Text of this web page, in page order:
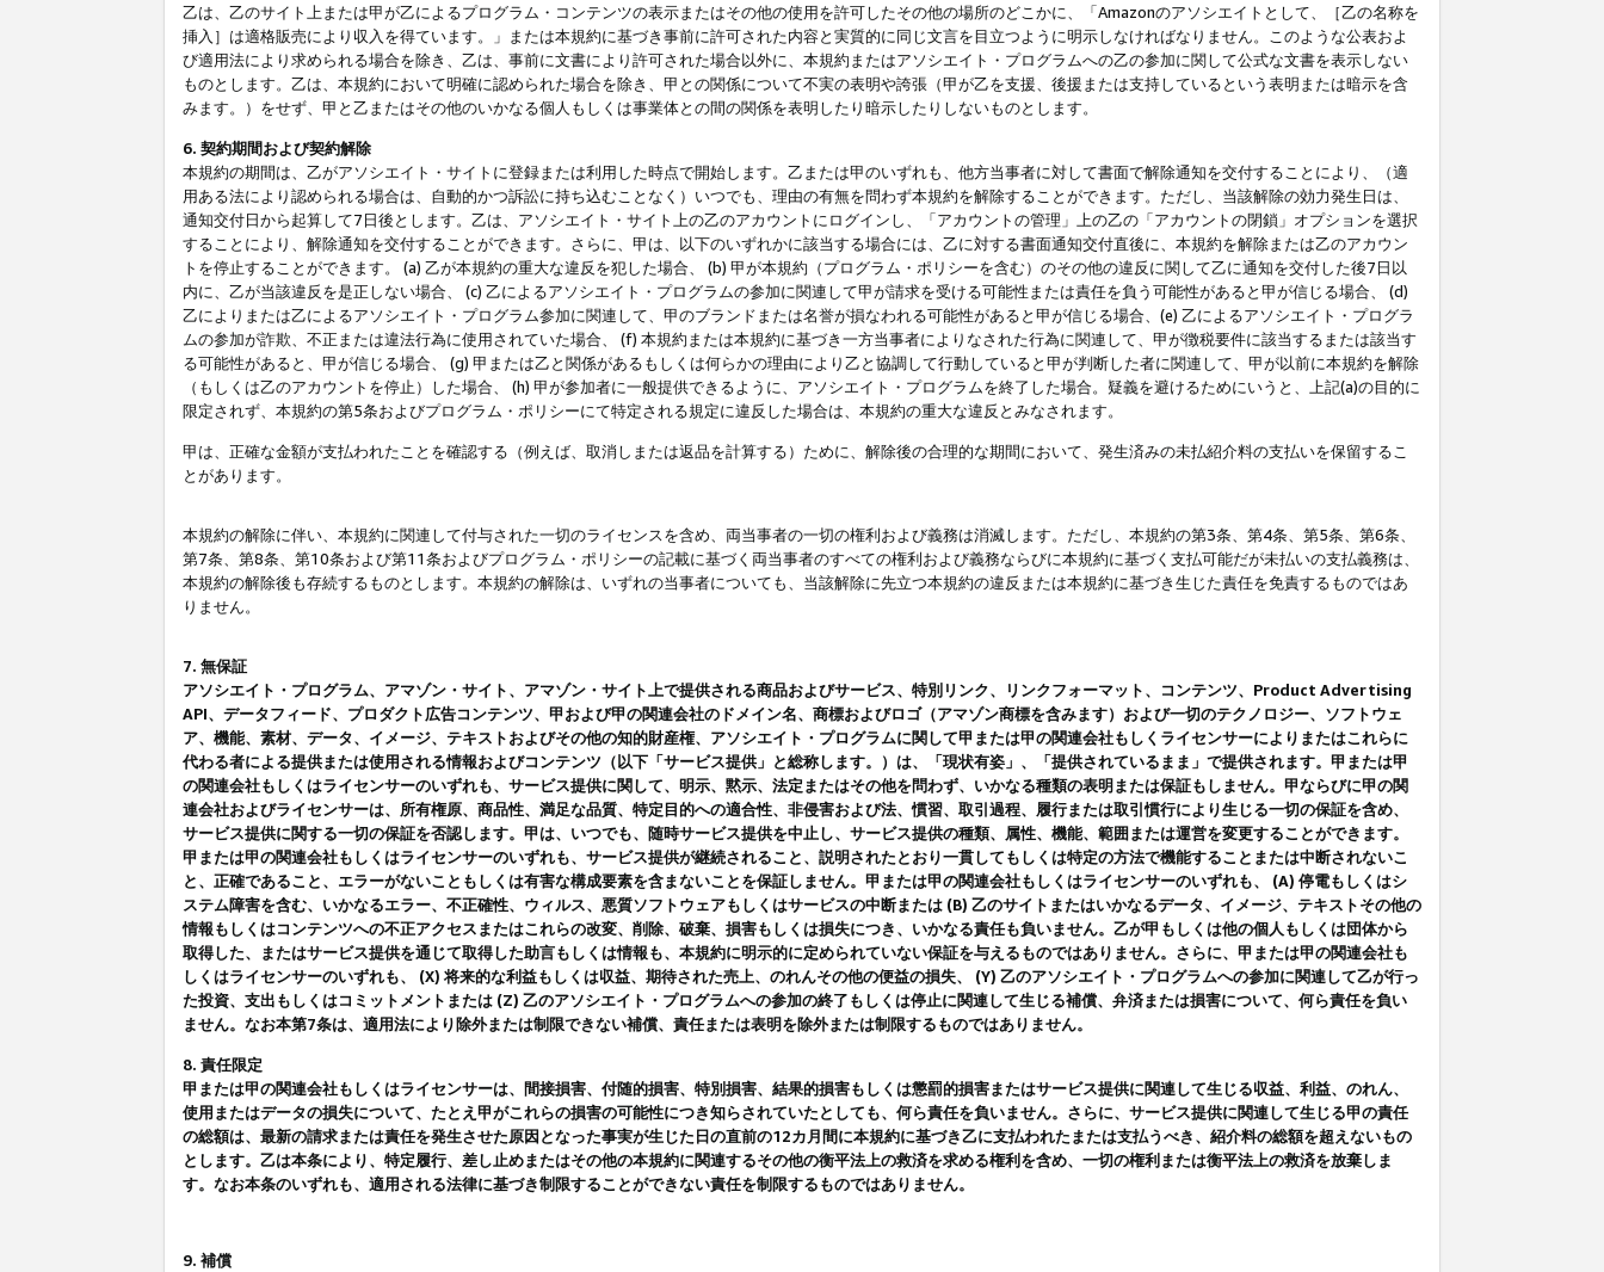
乙は、乙のサイト上または甲が乙によるプログラム・コンテンツの表示またはその他の使用を許可したその他の場所のどこかに、「Amazonのアソシエイトとして、［乙の名称を
挿入］は適格販売により収入を得ています。」または本規約に基づき事前に許可された内容と実質的に同じ文言を目立つように明示しなければなりません。このような公表およ
び適用法により求められる場合を除き、乙は、事前に文書により許可された場合以外に、本規約またはアソシエイト・プログラムへの乙の参加に関して公式な文書を表示しない
ものとします。乙は、本規約において明確に認められた場合を除き、甲との関係について不実の表明や誇張（甲が乙を支援、後援または支持しているという表明または暗示を含
みます。）をせず、甲と乙またはその他のいかなる個人もしくは事業体との間の関係を表明したり暗示したりしないものとします。
6. 契約期間および契約解除
本規約の期間は、乙がアソシエイト・サイトに登録または利用した時点で開始します。乙または甲のいずれも、他方当事者に対して書面で解除通知を交付することにより、（適
用ある法により認められる場合は、自動的かつ訴訟に持ち込むことなく）いつでも、理由の有無を問わず本規約を解除することができます。ただし、当該解除の効力発生日は、
通知交付日から起算して7日後とします。乙は、アソシエイト・サイト上の乙のアカウントにログインし、「アカウントの管理」上の乙の「アカウントの閉鎖」オプションを選択
することにより、解除通知を交付することができます。さらに、甲は、以下のいずれかに該当する場合には、乙に対する書面通知交付直後に、本規約を解除または乙のアカウン
トを停止することができます。 (a) 乙が本規約の重大な違反を犯した場合、 (b) 甲が本規約（プログラム・ポリシーを含む）のその他の違反に関して乙に通知を交付した後7日以
内に、乙が当該違反を是正しない場合、 (c) 乙によるアソシエイト・プログラムの参加に関連して甲が請求を受ける可能性または責任を負う可能性があると甲が信じる場合、 (d)
乙によりまたは乙によるアソシエイト・プログラム参加に関連して、甲のブランドまたは名誉が損なわれる可能性があると甲が信じる場合、(e) 乙によるアソシエイト・プログラ
ムの参加が詐欺、不正または違法行為に使用されていた場合、 (f) 本規約または本規約に基づき一方当事者によりなされた行為に関連して、甲が徴税要件に該当するまたは該当す
る可能性があると、甲が信じる場合、 (g) 甲または乙と関係があるもしくは何らかの理由により乙と協調して行動していると甲が判断した者に関連して、甲が以前に本規約を解除
（もしくは乙のアカウントを停止）した場合、 (h) 甲が参加者に一般提供できるように、アソシエイト・プログラムを終了した場合。疑義を避けるためにいうと、上記(a)の目的に
限定されず、本規約の第5条およびプログラム・ポリシーにて特定される規定に違反した場合は、本規約の重大な違反とみなされます。
甲は、正確な金額が支払われたことを確認する（例えば、取消しまたは返品を計算する）ために、解除後の合理的な期間において、発生済みの未払紹介料の支払いを保留するこ
とがあります。
本規約の解除に伴い、本規約に関連して付与された一切のライセンスを含め、両当事者の一切の権利および義務は消滅します。ただし、本規約の第3条、第4条、第5条、第6条、
第7条、第8条、第10条および第11条およびプログラム・ポリシーの記載に基づく両当事者のすべての権利および義務ならびに本規約に基づく支払可能だが未払いの支払義務は、
本規約の解除後も存続するものとします。本規約の解除は、いずれの当事者についても、当該解除に先立つ本規約の違反または本規約に基づき生じた責任を免責するものではあ
りません。
7. 無保証
アソシエイト・プログラム、アマゾン・サイト、アマゾン・サイト上で提供される商品およびサービス、特別リンク、リンクフォーマット、コンテンツ、Product Advertising
API、データフィード、プロダクト広告コンテンツ、甲および甲の関連会社のドメイン名、商標およびロゴ（アマゾン商標を含みます）および一切のテクノロジー、ソフトウェ
ア、機能、素材、データ、イメージ、テキストおよびその他の知的財産権、アソシエイト・プログラムに関して甲または甲の関連会社もしくライセンサーによりまたはこれらに
代わる者による提供または使用される情報およびコンテンツ（以下「サービス提供」と総称します。）は、「現状有姿」、「提供されているまま」で提供されます。甲または甲
の関連会社もしくはライセンサーのいずれも、サービス提供に関して、明示、黙示、法定またはその他を問わず、いかなる種類の表明または保証もしません。甲ならびに甲の関
連会社およびライセンサーは、所有権原、商品性、満足な品質、特定目的への適合性、非侵害および法、慣習、取引過程、履行または取引慣行により生じる一切の保証を含め、
サービス提供に関する一切の保証を否認します。甲は、いつでも、随時サービス提供を中止し、サービス提供の種類、属性、機能、範囲または運営を変更することができます。
甲または甲の関連会社もしくはライセンサーのいずれも、サービス提供が継続されること、説明されたとおり一貫してもしくは特定の方法で機能することまたは中断されないこ
と、正確であること、エラーがないこともしくは有害な構成要素を含まないことを保証しません。甲または甲の関連会社もしくはライセンサーのいずれも、 (A) 停電もしくはシ
ステム障害を含む、いかなるエラー、不正確性、ウィルス、悪質ソフトウェアもしくはサービスの中断または (B) 乙のサイトまたはいかなるデータ、イメージ、テキストその他の
情報もしくはコンテンツへの不正アクセスまたはこれらの改変、削除、破棄、損害もしくは損失につき、いかなる責任も負いません。乙が甲もしくは他の個人もしくは団体から
取得した、またはサービス提供を通じて取得した助言もしくは情報も、本規約に明示的に定められていない保証を与えるものではありません。さらに、甲または甲の関連会社も
しくはライセンサーのいずれも、 (X) 将来的な利益もしくは収益、期待された売上、のれんその他の便益の損失、 (Y) 乙のアソシエイト・プログラムへの参加に関連して乙が行っ
た投資、支出もしくはコミットメントまたは (Z) 乙のアソシエイト・プログラムへの参加の終了もしくは停止に関連して生じる補償、弁済または損害について、何ら責任を負い
ません。なお本第7条は、適用法により除外または制限できない補償、責任または表明を除外または制限するものではありません。
8. 責任限定
甲または甲の関連会社もしくはライセンサーは、間接損害、付随的損害、特別損害、結果的損害もしくは懲罰的損害またはサービス提供に関連して生じる収益、利益、のれん、
使用またはデータの損失について、たとえ甲がこれらの損害の可能性につき知らされていたとしても、何ら責任を負いません。さらに、サービス提供に関連して生じる甲の責任
の総額は、最新の請求または責任を発生させた原因となった事実が生じた日の直前の12カ月間に本規約に基づき乙に支払われたまたは支払うべき、紹介料の総額を超えないもの
とします。乙は本条により、特定履行、差し止めまたはその他の本規約に関連するその他の衡平法上の救済を求める権利を含め、一切の権利または衡平法上の救済を放棄しま
す。なお本条のいずれも、適用される法律に基づき制限することができない責任を制限するものではありません。
9. 補償